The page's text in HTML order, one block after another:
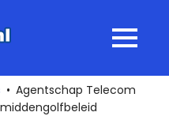
MENU
Agentschap Telecom